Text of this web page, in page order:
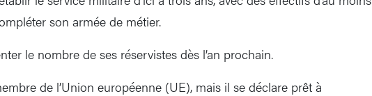
son armée de métier.
le nombre de ses réservistes dès l’an prochain.
de l’Union européenne (UE), mais il se déclare prêt à